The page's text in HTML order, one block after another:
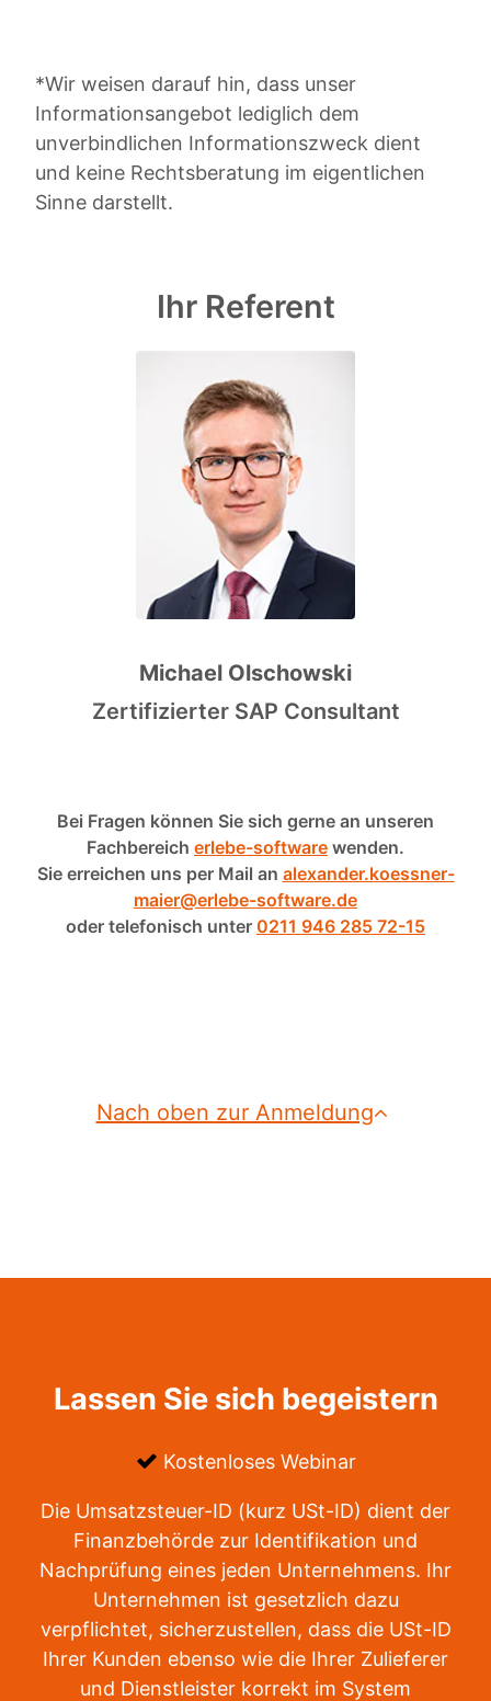
*Wir weisen darauf hin, dass unser
Informationsangebot lediglich dem
unverbindlichen Informationszweck dient
und keine Rechtsberatung im eigentlichen
Sinne darstellt.
Ihr Referent
Michael Olschowski
Zertifizierter SAP Consultant
Bei Fragen können Sie sich gerne an unseren
Fachbereich erlebe-software wenden.
Sie erreichen uns per Mail an alexander.koessner-
maier@erlebe-software.de
oder telefonisch unter 0211 946 285 72-15
Nach oben zur Anmeldung
Lassen Sie sich begeistern
Kostenloses Webinar
Die Umsatzsteuer-ID (kurz USt-ID) dient der
Finanzbehörde zur Identifikation und
Nachprüfung eines jeden Unternehmens. Ihr
Unternehmen ist gesetzlich dazu
verpflichtet, sicherzustellen, dass die USt-ID
Ihrer Kunden ebenso wie die Ihrer Zulieferer
und Dienstleister korrekt im System